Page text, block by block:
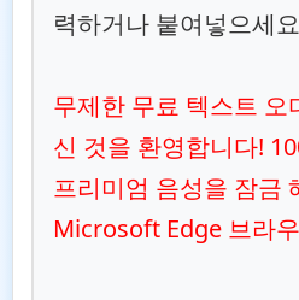
력하거나 붙여넣으세
무제한 무료 텍스트 오
신 것을 환영합니다!
프리미엄 음성을 잠금
Microsoft Edge 브라